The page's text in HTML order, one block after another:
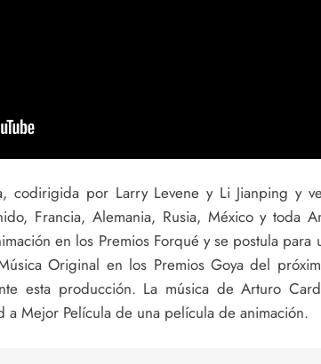
codirigida por Larry Levene y Li Jianping y
Francia, Alemania, Rusia, México y toda
en los Premios Forqué y se postula
Original en los Premios Goya del
esta producción. La música de Arturo
Mejor Película de una película de animación.